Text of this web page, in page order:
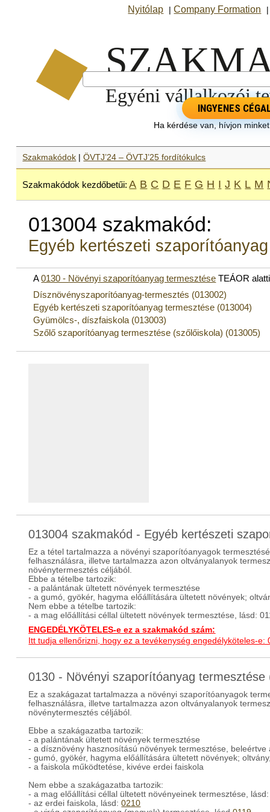
Nyitólap |Company Formation
INGYENES
Ha kérdése van, hívjon
Szakmakódok |ÖVTJ’24 – ÖVTJ’25 fordítókulcs
Szakmakódok kezdőbetűi: A B C D E F G H I J K L M
013004 szakmakód:
Egyéb kertészeti
A0130 - Növényi szaporítóanyag termesztése TEÁOR
Dísznövényszaporítóanyag-termesztés (013002)
Egyéb kertészeti szaporítóanyag termesztése (013004)
Gyümölcs-, díszfaiskola (013003)
Szőlő szaporítóanyag termesztése (szőlőiskola) (013005)
013004 szakmakód - Egyéb kertészeti
Ez a tétel tartalmazza a növényi szaporítóanyagok
felhasználásra, illetve tartalmazza azon oltványalanyok
növénytermesztés céljából.
Ebbe a tételbe tartozik:
- a palántának ültetett növények termesztése
- a gumó, gyökér, hagyma előállítására ültetett növények;
Nem ebbe a tételbe tartozik:
- a mag előállítási céllal ültetett növények termesztése, lásd:
ENGEDÉLYKÖTELES-e ez a szakmakód szám:
Itt tudja ellenőrizni, hogy ez a tevékenység engedélyköteles-e:
0130 - Növényi szaporítóanyag termesztése
Ez a szakágazat tartalmazza a növényi szaporítóanyagok
felhasználásra, illetve tartalmazza azon oltványalanyok
növénytermesztés céljából.
Ebbe a szakágazatba tartozik:
- a palántának ültetett növények termesztése
- a dísznövény hasznosítású növények termesztése,
- gumó, gyökér, hagyma előállítására ültetett növények;
- a faiskola működtetése, kivéve erdei faiskola
Nem ebbe a szakágazatba tartozik:
- a mag előállítási céllal ültetett növényeinek termesztése,
- az erdei faiskola, lásd:0210